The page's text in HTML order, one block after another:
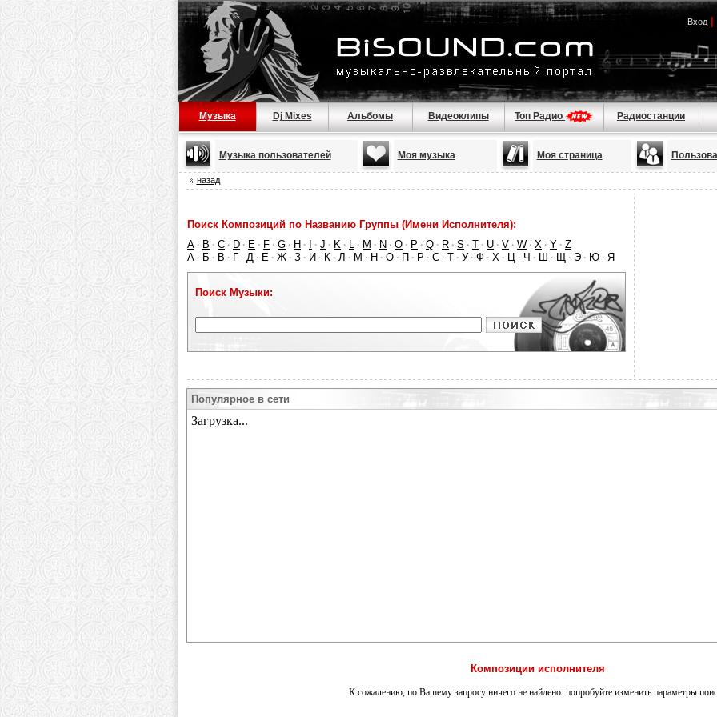
Вход|
Музыка Dj Mixes Альбомы Видеоклипы Топ Радио Радиостанции
Музыка пользователей Моя музыка Моя страница
назад
Поиск Композиций по Названию Группы (Имени Исполнителя):
A · B · C · D · E · F · G · H · · J · K · L · M · N · O · P · Q · R · S · T · U · V · W · X · Y · Z
А · Б · В · Г · Д · Е · Ж · З · И · К · Л · М · Н · О · П · Р · С · Т · У · Ф · Х · Ц · Ч · Ш · Щ · Э · Ю · Я
Поиск Музыки:
Популярное в сети
Композиции исполнителя
К сожалению, по Вашему запросу ничего не найдено. попробуйте изменить параметры